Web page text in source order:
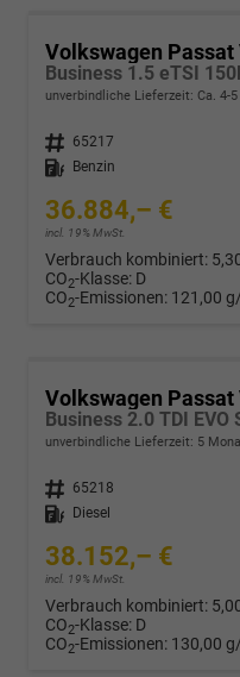
Volkswagen
Business 1.5 eTSI
unverbindliche Lieferzeit: Ca. 4-
Fahrzeugnr. 65217
Kraftstoff
Benzin
36.884,– €
incl. 19% MwSt.
Verbrauch kombiniert:
CO2-Klasse: D
CO2-Emissionen: 121,00
Volkswagen
unverbindliche Lieferzeit: 5
Fahrzeugnr. 65218
Kraftstoff
Diesel
38.152,– €
incl. 19% MwSt.
Verbrauch kombiniert:
CO2-Klasse: D
CO2-Emissionen: 130,00